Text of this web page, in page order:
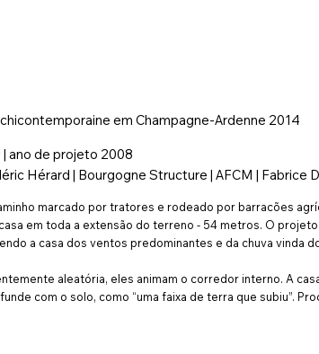
em Champagne-Ardenne 2014
| ano de projeto 2008
Hérard | Bourgogne Structure | AFCM | Fabrice
marcado por tratores e rodeado por barracões
em toda a extensão do terreno - 54 metros. O
a casa dos ventos predominantes e da chuva vinda
aleatória, eles animam o corredor interno. A
com o solo, como “uma faixa de terra que subiu”.